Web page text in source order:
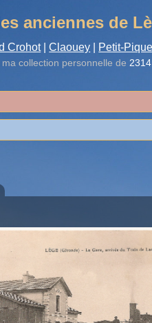
anciennes de
Crohot Claouey Petit-
collection personnelle de 2314